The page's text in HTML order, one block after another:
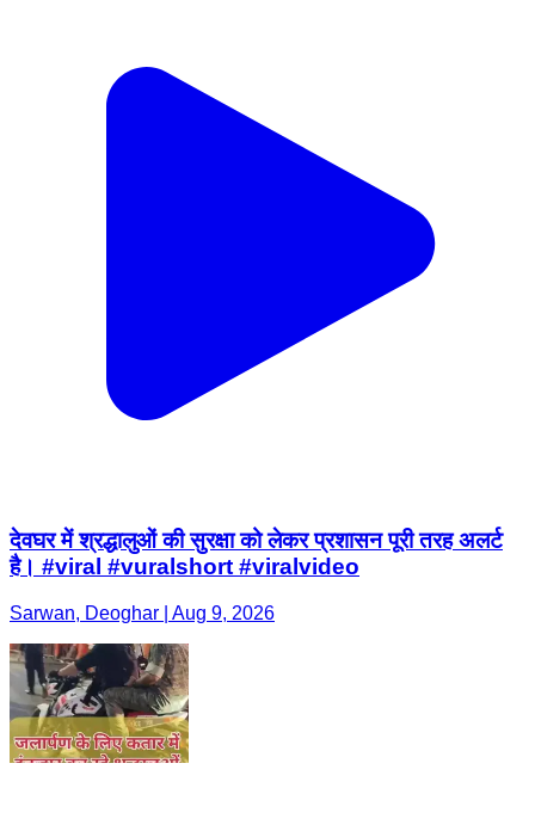
देवघर में श्रद्धालुओं की सुरक्षा को लेकर प्रशासन पूरी तरह अलर्ट
है। #viral #vuralshort #viralvideo
Sarwan, Deoghar | Aug 9, 2026